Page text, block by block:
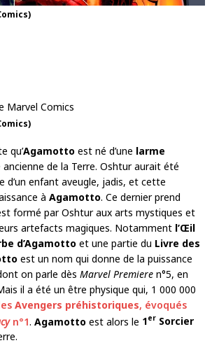
qu’Agamotto est né d’une larme
ancienne de la Terre. Oshtur aurait été
d’un enfant aveugle, jadis, et cette
à Agamotto. Ce dernier prend
formé par Oshtur aux arts mystiques et
artefacts magiques. Notamment l’Œil
d’Agamotto et une partie du Livre des
est un nom qui donne de la puissance
on parle dès Marvel Premiere n°5, en
il a été un être physique qui, 1 000 000
Avengers préhistoriques, évoqués
n°1. Agamotto est alors le 1er Sorcier